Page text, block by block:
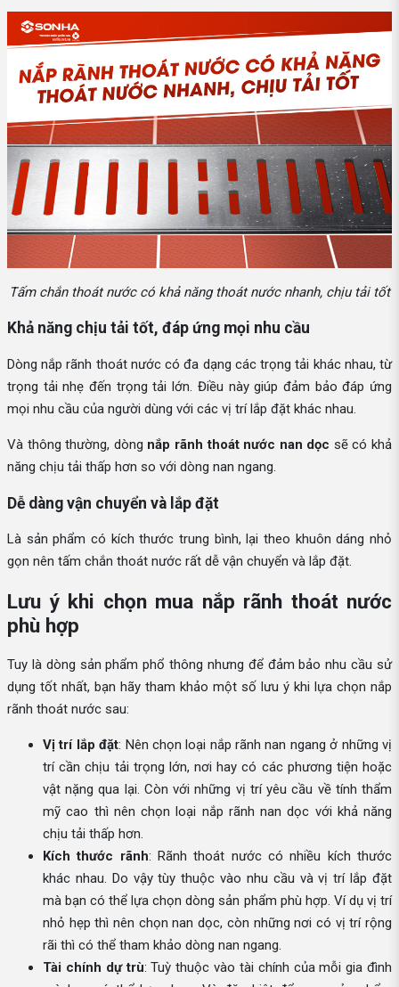
Tấm chắn thoát nước có khả năng thoát nước nhanh, chịu tải tốt
Khả năng chịu tải tốt, đáp ứng mọi nhu cầu
Dòng nắp rãnh thoát nước có đa dạng các trọng tải khác nhau, từ
trọng tải nhẹ đến trọng tải lớn. Điều này giúp đảm bảo đáp ứng
mọi nhu cầu của người dùng với các vị trí lắp đặt khác nhau.
Và thông thường, dòng nắp rãnh thoát nước nan dọc sẽ có khả
năng chịu tải thấp hơn so với dòng nan ngang.
Dễ dàng vận chuyển và lắp đặt
Là sản phẩm có kích thước trung bình, lại theo khuôn dáng nhỏ
gọn nên tấm chắn thoát nước rất dễ vận chuyển và lắp đặt.
Lưu ý khi chọn mua nắp rãnh thoát nước
phù hợp
Tuy là dòng sản phẩm phổ thông nhưng để đảm bảo nhu cầu sử
dụng tốt nhất, bạn hãy tham khảo một số lưu ý khi lựa chọn nắp
rãnh thoát nước sau:
Vị trí lắp đặt: Nên chọn loại nắp rãnh nan ngang ở những vị
trí cần chịu tải trọng lớn, nơi hay có các phương tiện hoặc
vật nặng qua lại. Còn với những vị trí yêu cầu về tính thẩm
mỹ cao thì nên chọn loại nắp rãnh nan dọc với khả năng
chịu tải thấp hơn.
Kích thước rãnh: Rãnh thoát nước có nhiều kích thước
khác nhau. Do vậy tùy thuộc vào nhu cầu và vị trí lắp đặt
mà bạn có thể lựa chọn dòng sản phẩm phù hợp. Ví dụ vị trí
nhỏ hẹp thì nên chọn nan dọc, còn những nơi có vị trí rộng
rãi thì có thể tham khảo dòng nan ngang.
Tài chính dự trù: Tuỳ thuộc vào tài chính của mỗi gia đình